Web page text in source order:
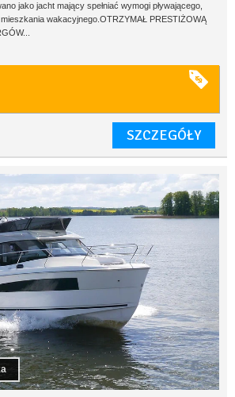
jako jacht mający spełniać wymogi pływającego,
wakacyjnego.OTRZYMAŁ PRESTIŻOWĄ
SZCZEGÓŁY